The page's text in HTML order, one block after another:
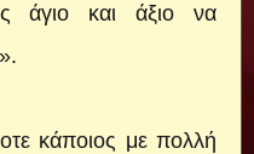
άγιο και άξιο να
κάποιος με πολλή